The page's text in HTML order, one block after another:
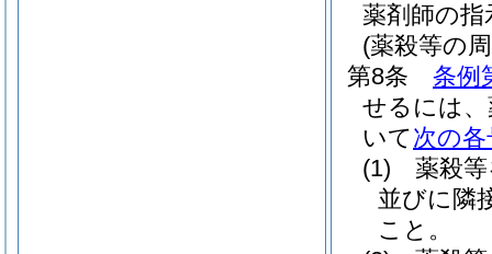
薬剤師の
(薬殺等の
第8条
条例
せるには
いて次の各
(1)
薬殺
並びに隣
こと。